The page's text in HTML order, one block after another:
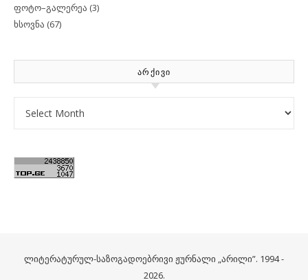
ფოტო–გალერეა (3)
ხსოვნა (67)
ᲐᲠᲥᲘᲕᲘ
ლიტერატურულ-საზოგადოებრივი ჟურნალი „არილი”. 1994 -
2026.